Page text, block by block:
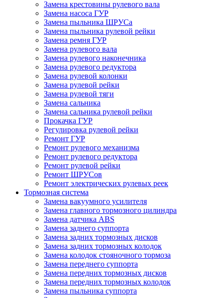
Замена крестовины рулевого вала
Замена насоса ГУР
Замена пыльника ШРУСа
Замена пыльника рулевой рейки
Замена ремня ГУР
Замена рулевого вала
Замена рулевого наконечника
Замена рулевого редуктора
Замена рулевой колонки
Замена рулевой рейки
Замена рулевой тяги
Замена сальника
Замена сальника рулевой рейки
Прокачка ГУР
Регулировка рулевой рейки
Ремонт ГУР
Ремонт рулевого механизма
Ремонт рулевого редуктора
Ремонт рулевой рейки
Ремонт ШРУСов
Ремонт электрических рулевых реек
Тормозная система
Замена вакуумного усилителя
Замена главного тормозного цилиндра
Замена датчика ABS
Замена заднего суппорта
Замена задних тормозных дисков
Замена задних тормозных колодок
Замена колодок стояночного тормоза
Замена переднего суппорта
Замена передних тормозных дисков
Замена передних тормозных колодок
Замена пыльника суппорта